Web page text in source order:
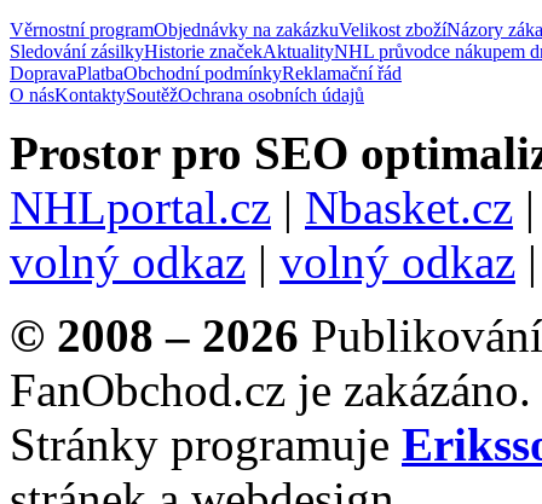
Věrnostní programObjednávky na zakázkuVelikost zbožíNázory
Sledování zásilkyHistorie značekAktualityNHL průvodce nákupem
DopravaPlatbaObchodní podmínkyReklamační řád
O násKontaktySoutěžOchrana osobních údajů
Prostor pro SEO
NHLportal.cz | Nbasket.cz
volný odkaz | volný odkaz
© 2008 – 2026
FanObchod.cz je zakázáno.
Stránky programuje